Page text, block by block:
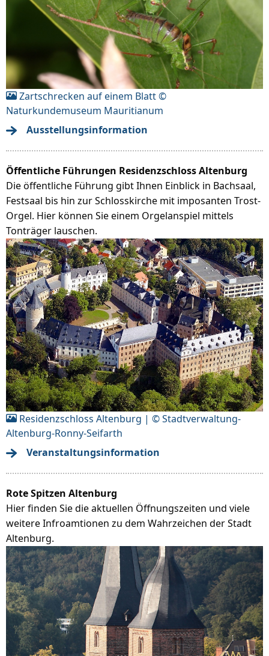
Zartschrecken auf einem Blatt ©
Naturkundemuseum Mauritianum
Ausstellungsinformation
Öffentliche Führungen Residenzschloss Altenburg
Die öffentliche Führung gibt Ihnen Einblick in Bachsaal,
Festsaal bis hin zur Schlosskirche mit imposanten Trost-
Orgel. Hier können Sie einem Orgelanspiel mittels
Tonträger lauschen.
Residenzschloss Altenburg | © Stadtverwaltung-
Altenburg-Ronny-Seifarth
Veranstaltungsinformation
Rote Spitzen Altenburg
Hier finden Sie die aktuellen Öffnungszeiten und viele
weitere Infroamtionen zu dem Wahrzeichen der Stadt
Altenburg.